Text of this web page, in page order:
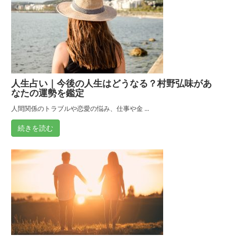
い
あ
り】
人生占い｜今後の人生はどうなる？村野弘味があ
なたの運勢を鑑定
人間関係のトラブルや恋愛の悩み、仕事や金 ...
続きを読む